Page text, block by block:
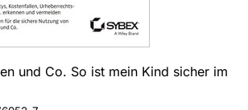
und Co. So ist mein Kind sicher im